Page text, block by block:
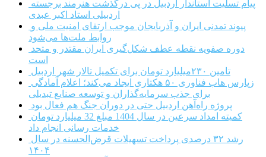
اردبیلی استاد اکبر عبدی
روابط ملت‌ها می‌شود
است
تامین ۲۳۰میلیارد تومان برای تکمیل تالار شهر اردبیل
برای جذب سرمایه‌گذاران و توسعه صنایع تبدیلی
پروژه راه‌آهن اردبیل حتی در دوران جنگ هم فعال بود
خدمات رسانی انجام داد
۱۴۰۴